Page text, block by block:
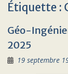
Étiquette :
Géo-
2025
19 septembre